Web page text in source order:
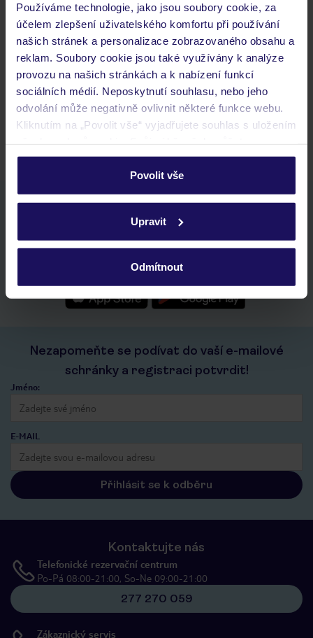
Používáme technologie, jako jsou soubory cookie, za
účelem zlepšení uživatelského komfortu při používání
našich stránek a personalizace zobrazovaného obsahu a
reklam. Soubory cookie jsou také využívány k analýze
provozu na našich stránkách a k nabízení funkcí
sociálních médií. Neposkytnutí souhlasu, nebo jeho
odvolání může negativně ovlivnit některé funkce webu.
Kliknutím na „Povolit vše“ vyjadřujete souhlas s uložením
personalizovat v sekci „Personalizace“.
Podrobné informace o souborech cookie naleznete v
ochrany osobních údajů.
Povolit vše
Upravit
Odmítnout
Často kladené otázky
Jaké doklady jsou potřebné při cestování?
Budeme ubytováni ihned po příjezdu do hotelu?
Kam jít po přistání a vyzvednutí zavazadel?
Zobrazit další
Stáhněte si bezplatnou aplikaci TUI
rychlé vyhledávání a prohlížení nabídek
seznam oblíbených nabídek a možnost jejich sdílení
kontakt s TUI a všechny informace o tvé rezervaci v myTUI
Nezapomeňte se podívat do vaší e-mailové
schránky a registraci potvrdit!
Jméno:
E-MAIL
Přihlásit se k odběru
Kontaktujte nás
Telefonické rezervační centrum
Po-Pá 08:00-21:00, So-Ne 09:00-21:00
277 270 059
Zákaznický servis